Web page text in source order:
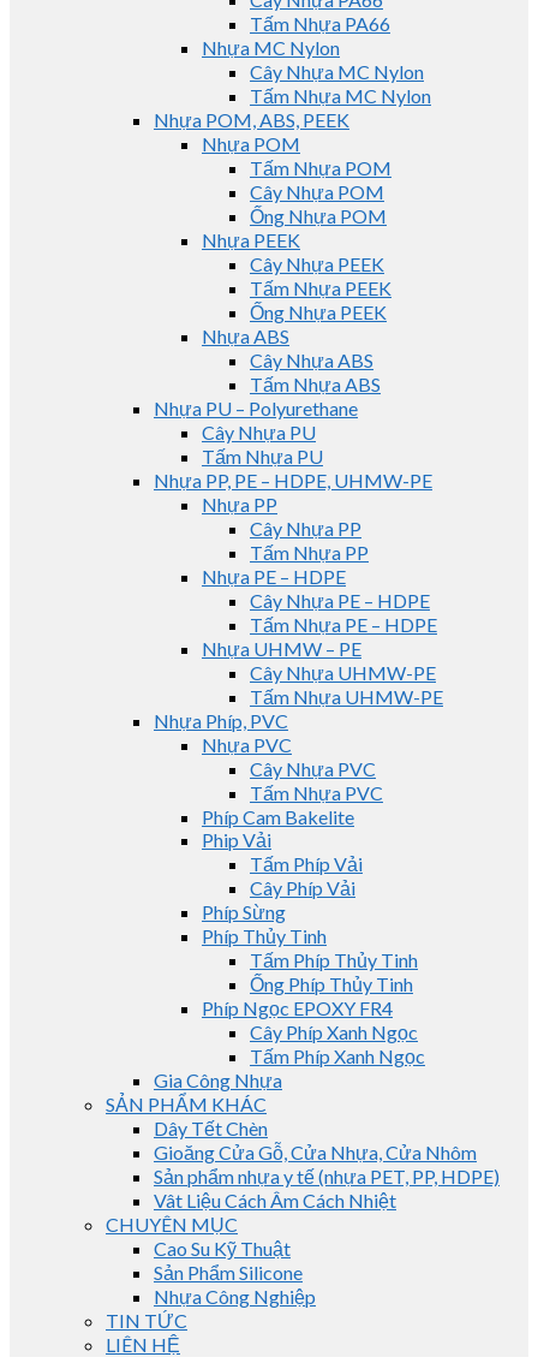
Tấm Nhựa PA66
Nhựa MC Nylon
Cây Nhựa MC Nylon
Tấm Nhựa MC Nylon
Nhựa POM, ABS, PEEK
Nhựa POM
Tấm Nhựa POM
Cây Nhựa POM
Ống Nhựa POM
Nhựa PEEK
Cây Nhựa PEEK
Tấm Nhựa PEEK
Ống Nhựa PEEK
Nhựa ABS
Cây Nhựa ABS
Tấm Nhựa ABS
Nhựa PU – Polyurethane
Cây Nhựa PU
Tấm Nhựa PU
Nhựa PP, PE – HDPE, UHMW-PE
Nhựa PP
Cây Nhựa PP
Tấm Nhựa PP
Nhựa PE – HDPE
Cây Nhựa PE – HDPE
Tấm Nhựa PE – HDPE
Nhựa UHMW – PE
Cây Nhựa UHMW-PE
Tấm Nhựa UHMW-PE
Nhựa Phíp, PVC
Nhựa PVC
Cây Nhựa PVC
Tấm Nhựa PVC
Phíp Cam Bakelite
Phip Vải
Tấm Phíp Vải
Cây Phíp Vải
Phíp Sừng
Phíp Thủy Tinh
Tấm Phíp Thủy Tinh
Ống Phíp Thủy Tinh
Phíp Ngọc EPOXY FR4
Cây Phíp Xanh Ngọc
Tấm Phíp Xanh Ngọc
Gia Công Nhựa
SẢN PHẨM KHÁC
Dây Tết Chèn
Gioăng Cửa Gỗ, Cửa Nhựa, Cửa Nhôm
Sản phẩm nhựa y tế (nhựa PET, PP, HDPE)
Vât Liệu Cách Âm Cách Nhiệt
CHUYÊN MỤC
Cao Su Kỹ Thuật
Sản Phẩm Silicone
Nhựa Công Nghiệp
TIN TỨC
LIÊN HỆ